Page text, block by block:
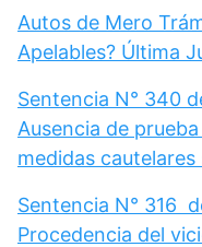
Autos de Mero
Apelables? Última
Sentencia N° 340
Ausencia de
medidas
Sentencia N° 316
Procedencia del